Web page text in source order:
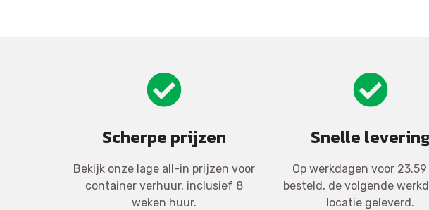
Scherpe prijzen
Bekijk onze lage all-in prijzen voor
container verhuur, inclusief 8
weken huur.
Snelle
Op werkdagen voor
besteld, de volgende
locatie geleverd.